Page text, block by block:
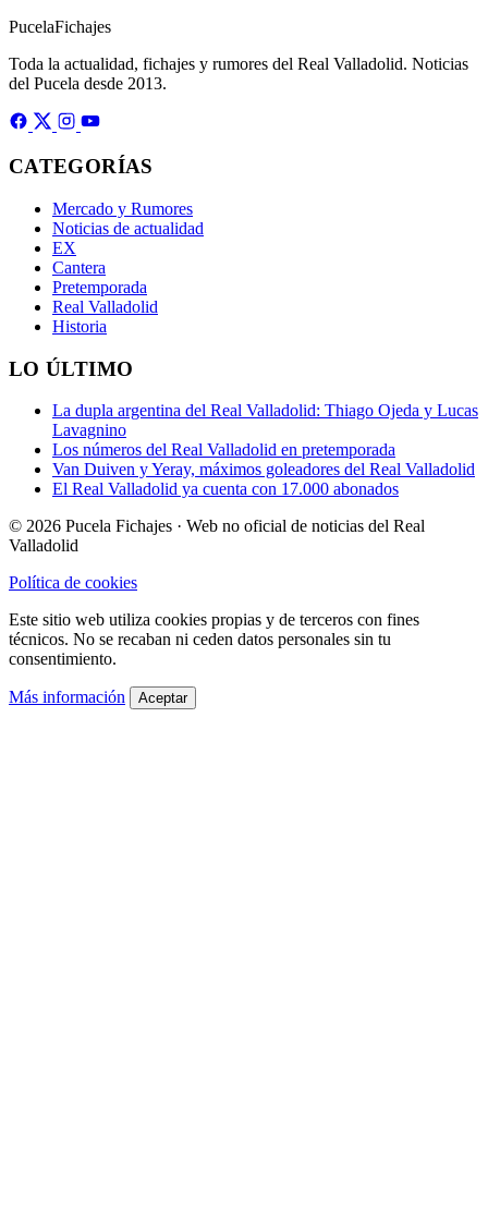
PucelaFichajes
Toda la actualidad, fichajes y rumores del Real Valladolid. Noticias
del Pucela desde 2013.
CATEGORÍAS
Mercado y Rumores
Noticias de actualidad
EX
Cantera
Pretemporada
Real Valladolid
Historia
LO ÚLTIMO
La dupla argentina del Real Valladolid: Thiago Ojeda y Lucas
Lavagnino
Los números del Real Valladolid en pretemporada
Van Duiven y Yeray, máximos goleadores del Real Valladolid
El Real Valladolid ya cuenta con 17.000 abonados
© 2026 Pucela Fichajes · Web no oficial de noticias del Real
Valladolid
Política de cookies
Este sitio web utiliza cookies propias y de terceros con fines
técnicos. No se recaban ni ceden datos personales sin tu
consentimiento.
Más información Aceptar